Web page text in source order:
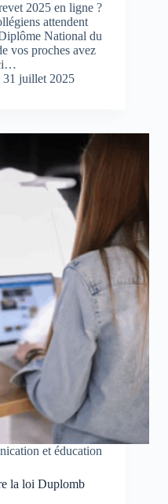
2025 en ligne ?
attendent
National du
vos proches avez
31 juillet 2025
et éducation
la loi Duplomb